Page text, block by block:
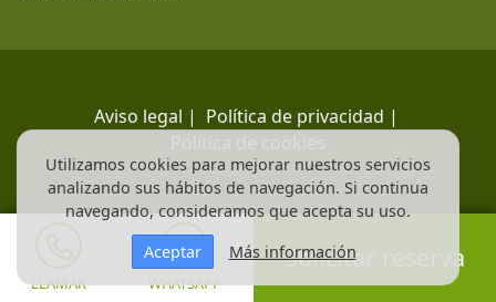
LLAMAR WHATSAPP
Solicitar reserva
Aviso legal | Política de privacidad |
Política de cookies
Utilizamos cookies para mejorar nuestros servicios
analizando sus hábitos de navegación. Si continua
navegando, consideramos que acepta su uso.
Aceptar
Más información